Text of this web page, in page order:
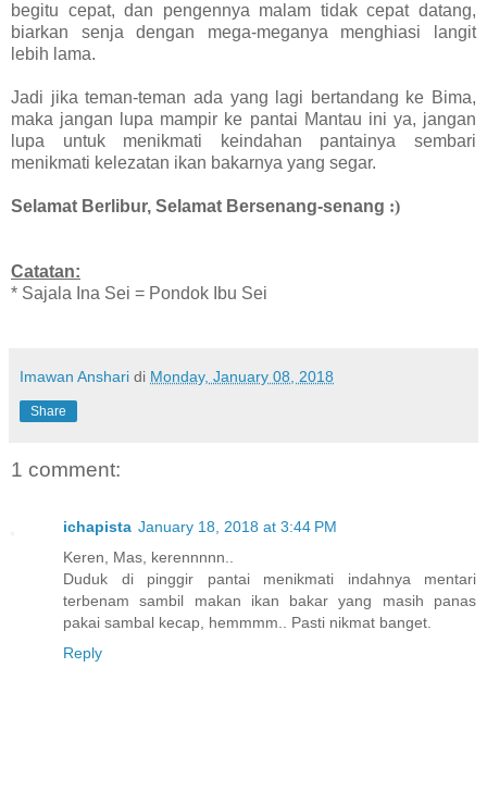
begitu cepat, dan pengennya malam tidak cepat datang,
biarkan senja dengan mega-meganya menghiasi langit
lebih lama.
Jadi jika teman-teman ada yang lagi bertandang ke Bima,
maka jangan lupa mampir ke pantai Mantau ini ya, jangan
lupa untuk menikmati keindahan pantainya sembari
menikmati kelezatan ikan bakarnya yang segar.
Selamat Berlibur, Selamat Bersenang-senang :)
Catatan:
* Sajala Ina Sei = Pondok Ibu Sei
Imawan Anshari di Monday, January 08, 2018
Share
1 comment:
ichapista January 18, 2018 at 3:44 PM
Keren, Mas, kerennnnn..
Duduk di pinggir pantai menikmati indahnya mentari
terbenam sambil makan ikan bakar yang masih panas
pakai sambal kecap, hemmmm.. Pasti nikmat banget.
Reply